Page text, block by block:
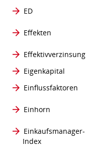
ED
Effekten
Effektivverzinsung
Eigenkapital
Einflussfaktoren
Einhorn
Einkaufsmanager-
Index